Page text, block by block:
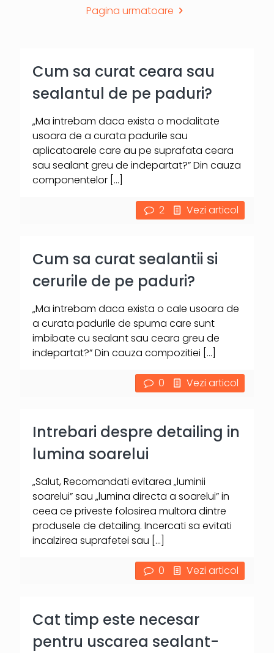
Pagina urmatoare
Cum sa curat ceara sau
sealantul de pe paduri?
„Ma intrebam daca exista o modalitate
usoara de a curata padurile sau
aplicatoarele care au pe suprafata ceara
sau sealant greu de indepartat?” Din cauza
componentelor […]
2 Vezi articol
Cum sa curat sealantii si
cerurile de pe paduri?
„Ma intrebam daca exista o cale usoara de
a curata padurile de spuma care sunt
imbibate cu sealant sau ceara greu de
indepartat?” Din cauza compozitiei […]
0 Vezi articol
Intrebari despre detailing in
lumina soarelui
„Salut, Recomandati evitarea „luminii
soarelui” sau „lumina directa a soarelui” in
ceea ce priveste folosirea multora dintre
produsele de detailing. Incercati sa evitati
incalzirea suprafetei sau […]
0 Vezi articol
Cat timp este necesar
pentru uscarea sealant-